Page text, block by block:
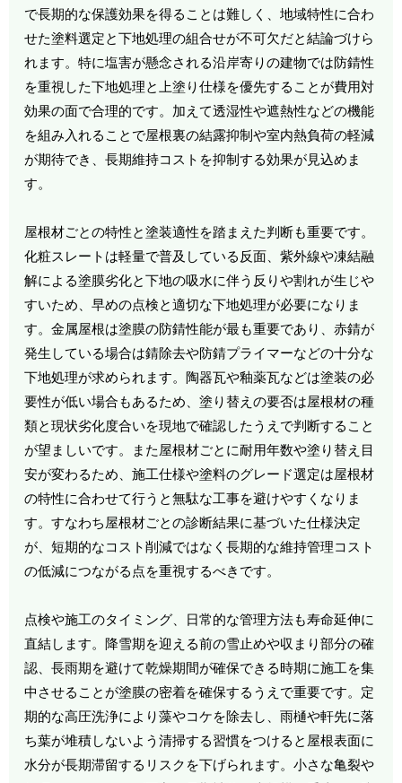
で長期的な保護効果を得ることは難しく、地域特性に合わ
せた塗料選定と下地処理の組合せが不可欠だと結論づけら
れます。特に塩害が懸念される沿岸寄りの建物では防錆性
を重視した下地処理と上塗り仕様を優先することが費用対
効果の面で合理的です。加えて透湿性や遮熱性などの機能
を組み入れることで屋根裏の結露抑制や室内熱負荷の軽減
が期待でき、長期維持コストを抑制する効果が見込めま
す。
屋根材ごとの特性と塗装適性を踏まえた判断も重要です。
化粧スレートは軽量で普及している反面、紫外線や凍結融
解による塗膜劣化と下地の吸水に伴う反りや割れが生じや
すいため、早めの点検と適切な下地処理が必要になりま
す。金属屋根は塗膜の防錆性能が最も重要であり、赤錆が
発生している場合は錆除去や防錆プライマーなどの十分な
下地処理が求められます。陶器瓦や釉薬瓦などは塗装の必
要性が低い場合もあるため、塗り替えの要否は屋根材の種
類と現状劣化度合いを現地で確認したうえで判断すること
が望ましいです。また屋根材ごとに耐用年数や塗り替え目
安が変わるため、施工仕様や塗料のグレード選定は屋根材
の特性に合わせて行うと無駄な工事を避けやすくなりま
す。すなわち屋根材ごとの診断結果に基づいた仕様決定
が、短期的なコスト削減ではなく長期的な維持管理コスト
の低減につながる点を重視するべきです。
点検や施工のタイミング、日常的な管理方法も寿命延伸に
直結します。降雪期を迎える前の雪止めや収まり部分の確
認、長雨期を避けて乾燥期間が確保できる時期に施工を集
中させることが塗膜の密着を確保するうえで重要です。定
期的な高圧洗浄により藻やコケを除去し、雨樋や軒先に落
ち葉が堆積しないよう清掃する習慣をつけると屋根表面に
水分が長期滞留するリスクを下げられます。小さな亀裂や